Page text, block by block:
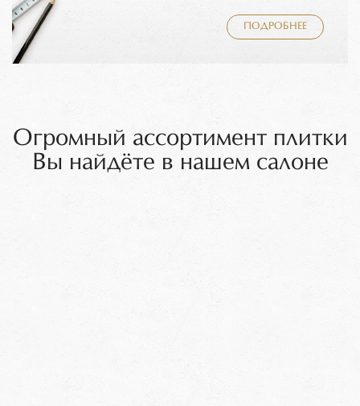
ПОДРОБНЕЕ
Огромный ассортимент плитки
Вы найдёте в нашем салоне